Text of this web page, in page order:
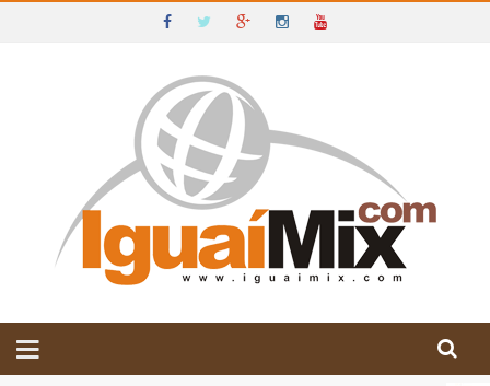
IGUAÍ E SUDOESTE DA BAHIA